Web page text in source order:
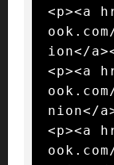
<p><a
ion</
<p><a
nion</
<p><a